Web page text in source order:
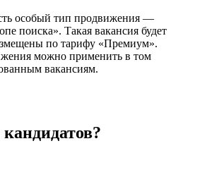
особый тип продвижения —
поиска». Такая вакансия будет
по тарифу «Премиум».
можно применить в том
вакансиям.